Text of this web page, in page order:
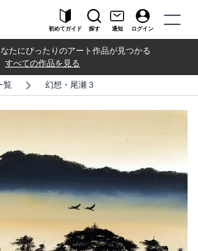
初めてガイド 探す 通知 ログイン
たにぴったりのアート作品が見つかる
すべての作品を見る
覧 幻想・尾瀬３